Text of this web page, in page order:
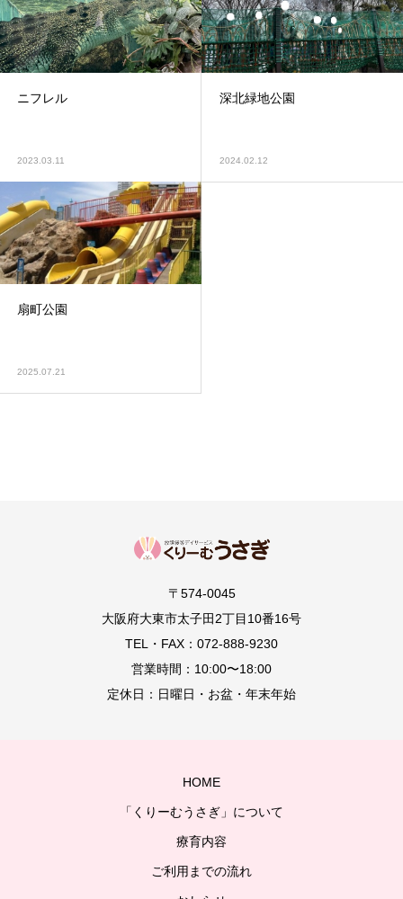
ニフレル
2023.03.11
深北緑地公園
2024.02.12
扇町公園
2025.07.21
〒574-0045
大阪府大東市太子田2丁目10番16号
TEL・FAX：072-888-9230
営業時間：10:00〜18:00
定休日：日曜日・お盆・年末年始
HOME
「くりーむうさぎ」について
療育内容
ご利用までの流れ